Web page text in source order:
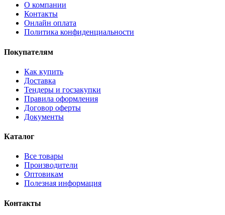
О компании
Контакты
Онлайн оплата
Политика конфиденциальности
Покупателям
Как купить
Доставка
Тендеры и госзакупки
Правила оформления
Договор оферты
Документы
Каталог
Все товары
Производители
Оптовикам
Полезная информация
Контакты